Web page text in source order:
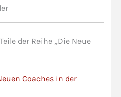
der Reihe „Die Neue
Coaches in der